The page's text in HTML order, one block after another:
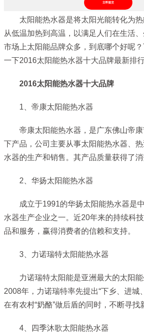
立即提交
太阳能热水器是将太阳光能转化为
从低温加热到高温，以满足人们在生活、
市场上太阳能品牌众多，到底哪个好呢
一下2016太阳能热水器十大品牌最新排行
2016太阳能热水器十大品牌
1、帝康太阳能热水器
帝康太阳能热水器，是广东佛山帝
下产品，公司主要从事太阳能热水器、
水器的生产和销售。其产品质量获得了消
2、华扬太阳能热水器
成立于1991的华扬太阳能热水器是
水器生产企业之一。近20年来的持续科
品和服务，赢得消费者的信赖和支持。
3、力诺瑞特太阳能热水器
力诺瑞特太阳能是亚洲最大的太阳能
2008年，力诺瑞特率先提出“下乡、进城
在有农村“奶酪”做后盾的同时，不断寻找
4、四季沐歌太阳能热水器